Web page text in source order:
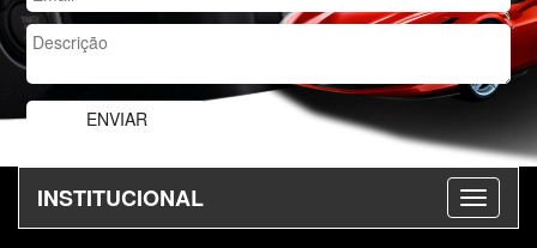
INSTITUCIONAL